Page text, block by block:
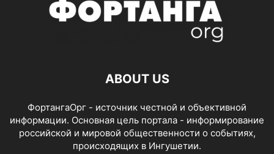
ABOUT US
ФортангаОрг - источник честной и объективной
информации. Основная цель портала - информирование
российской и мировой общественности о событиях,
происходящих в Ингушетии.